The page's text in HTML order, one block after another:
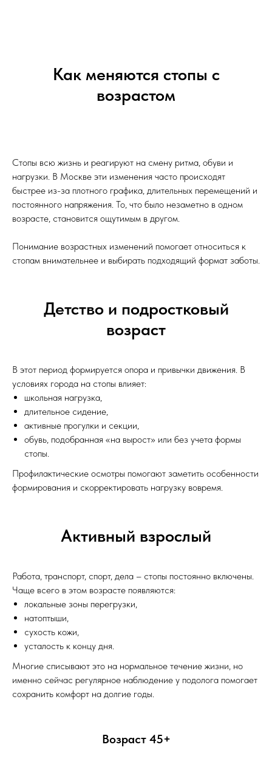
Как меняются стопы с
возрастом
Стопы всю жизнь и реагируют на смену ритма, обуви и
нагрузки. В Москве эти изменения часто происходят
быстрее из-за плотного графика, длительных перемещений и
постоянного напряжения. То, что было незаметно в одном
возрасте, становится ощутимым в другом.
Понимание возрастных изменений помогает относиться к
стопам внимательнее и выбирать подходящий формат заботы.
Детство и подростковый
возраст
В этот период формируется опора и привычки движения. В
условиях города на стопы влияет:
школьная нагрузка,
длительное сидение,
активные прогулки и секции,
обувь, подобранная «на вырост» или без учета формы
стопы.
Профилактические осмотры помогают заметить особенности
формирования и скорректировать нагрузку вовремя.
Активный взрослый
Работа, транспорт, спорт, дела – стопы постоянно включены.
Чаще всего в этом возрасте появляются:
локальные зоны перегрузки,
натоптыши,
сухость кожи,
усталость к концу дня.
Многие списывают это на нормальное течение жизни, но
именно сейчас регулярное наблюдение у подолога помогает
сохранить комфорт на долгие годы.
Возраст 45+